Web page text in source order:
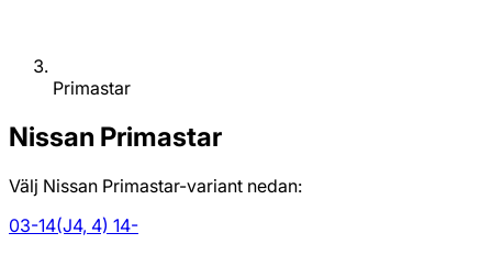
Primastar
Nissan Primastar
Välj Nissan Primastar-variant nedan:
03-14(J4, 4) 14-